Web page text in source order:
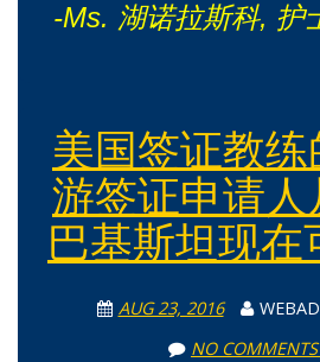
-Ms. 湖诺拉斯科, 护
美国签证教练
游签证申请人
巴基斯坦现在
AUG 23, 2016
NO COMMENTS